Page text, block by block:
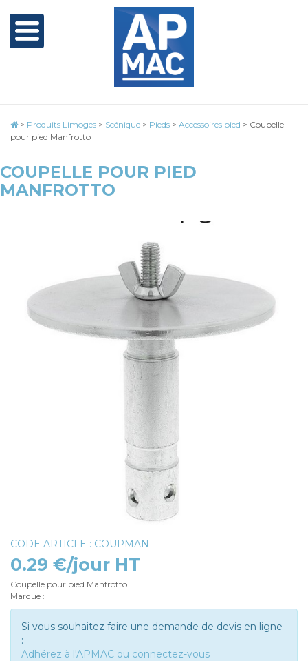
> Produits Limoges > Scénique > Pieds > Accessoires pied > Coupelle
pour pied Manfrotto
COUPELLE POUR PIED
MANFROTTO
CODE ARTICLE : COUPMAN
0.29 €/jour HT
Coupelle pour pied Manfrotto
Marque :
Si vous souhaitez faire une demande de devis en ligne
:
Adhérez à l'APMAC ou connectez-vous